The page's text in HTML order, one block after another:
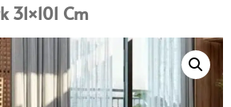
31×101 Cm